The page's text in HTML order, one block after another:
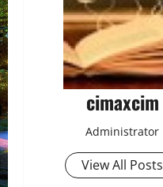
cimaxcim
Administrator
View All Posts